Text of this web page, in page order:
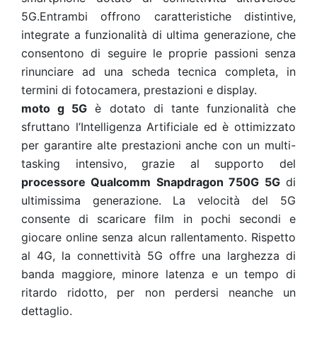
5G.Entrambi offrono caratteristiche distintive,
integrate a funzionalità di ultima generazione, che
consentono di seguire le proprie passioni senza
rinunciare ad una scheda tecnica completa, in
termini di fotocamera, prestazioni e display.
moto g 5G è dotato di tante funzionalità che
sfruttano l’Intelligenza Artificiale ed è ottimizzato
per garantire alte prestazioni anche con un multi-
tasking intensivo, grazie al supporto del
processore Qualcomm Snapdragon 750G 5Gdi
ultimissima generazione.
La velocità del 5G
consente di scaricare film in pochi secondi e
giocare online senza alcun rallentamento. Rispetto
al 4G, la connettività 5G offre una larghezza di
banda maggiore, minore latenza e un tempo di
ritardo ridotto, per non perdersi neanche un
dettaglio.